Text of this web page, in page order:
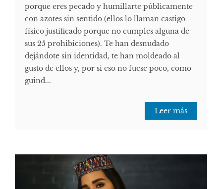
porque eres pecado y humillarte públicamente
con azotes sin sentido (ellos lo llaman castigo
físico justificado porque no cumples alguna de
sus 25 prohibiciones). Te han desnudado
dejándote sin identidad, te han moldeado al
gusto de ellos y, por si eso no fuese poco, como
guind...
Leer más